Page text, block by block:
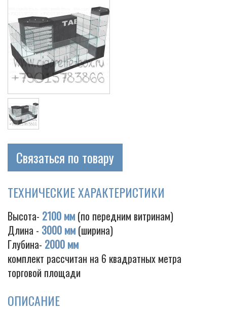
Связаться по товару
ТЕХНИЧЕСКИЕ ХАРАКТЕРИСТИКИ
Высота- 2100 мм (по передним витринам)
Длина - 3000 мм (ширина)
Глубина- 2000 мм
комплект рассчитан на 6 квадратных метра
торговой площади
ОПИСАНИЕ